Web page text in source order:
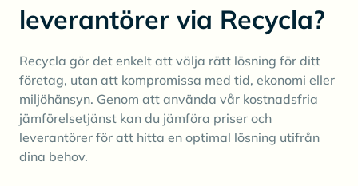
leverantörer via Recycla?
Recycla gör det enkelt att välja rätt lösning för ditt
företag, utan att kompromissa med tid, ekonomi eller
miljöhänsyn. Genom att använda vår kostnadsfria
jämförelsetjänst kan du jämföra priser och
leverantörer för att hitta en optimal lösning utifrån
dina behov.